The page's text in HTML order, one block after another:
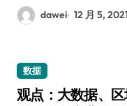
dawei 12 月 5,
数据
观点：大数据、